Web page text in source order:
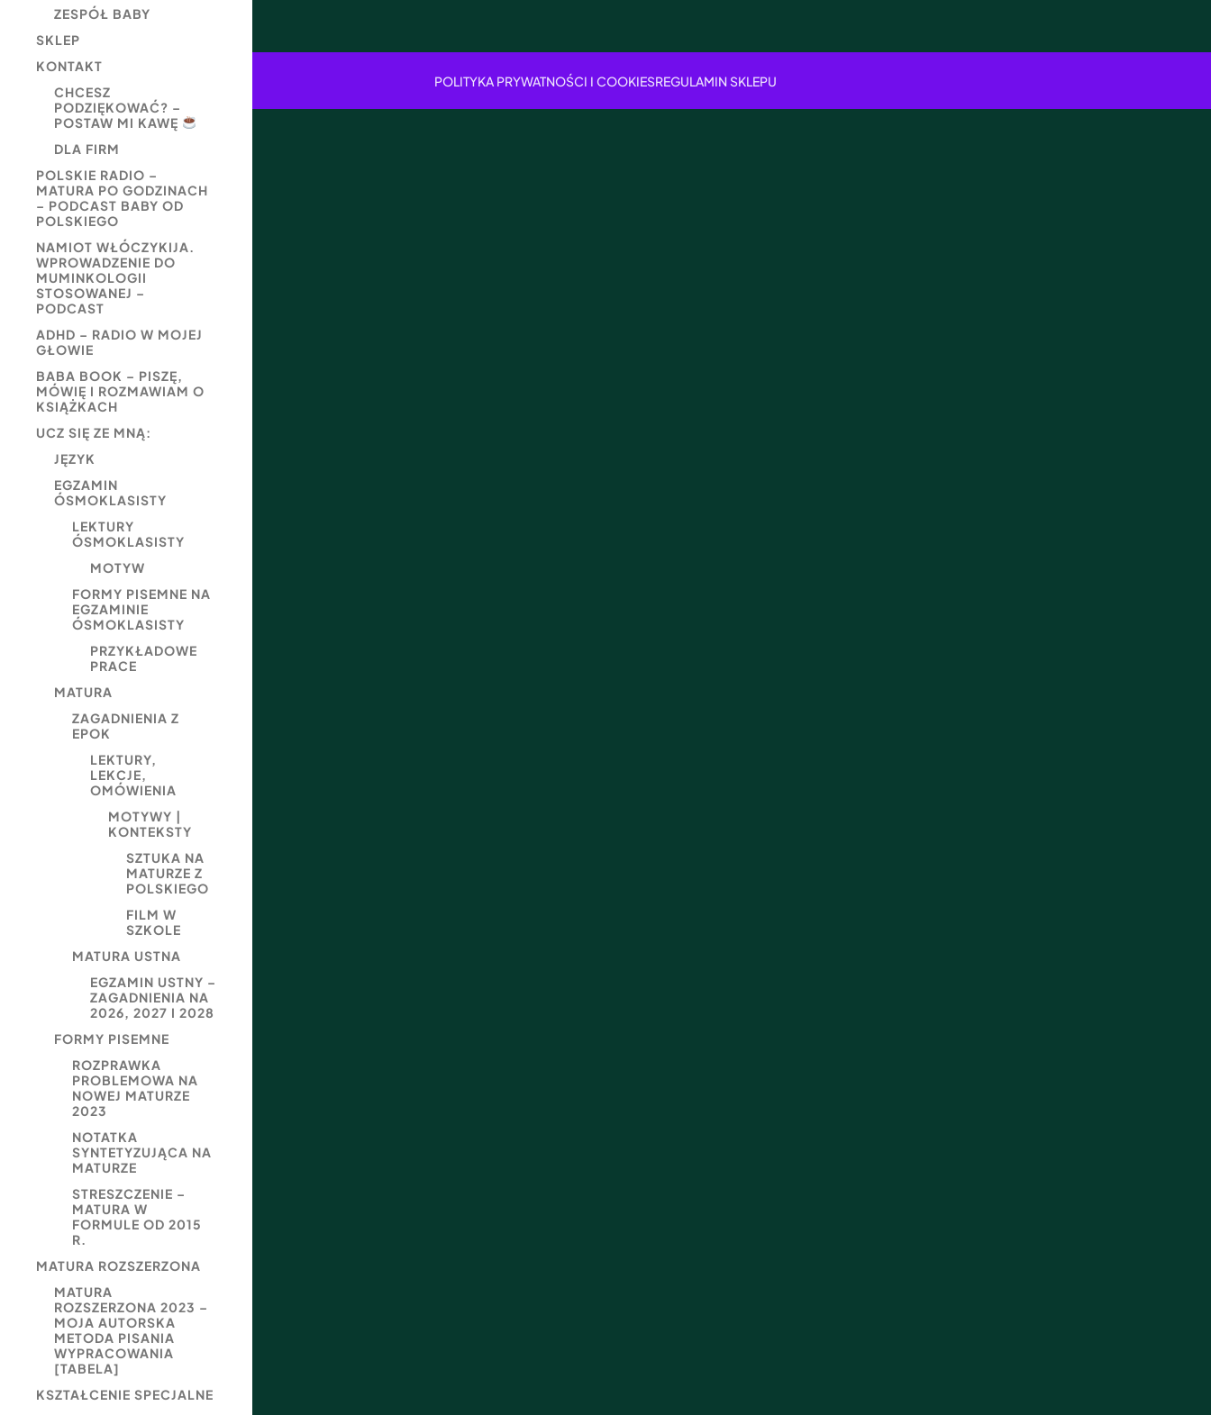
ZESPÓŁ BABY
SKLEP
KONTAKT
CHCESZ
PODZIĘKOWAĆ? –
POSTAW MI KAWĘ
DLA FIRM
POLSKIE RADIO –
MATURA PO GODZINACH
– PODCAST BABY OD
POLSKIEGO
NAMIOT WŁÓCZYKIJA.
WPROWADZENIE DO
MUMINKOLOGII
STOSOWANEJ –
PODCAST
ADHD – RADIO W MOJEJ
GŁOWIE
BABA BOOK – PISZĘ,
MÓWIĘ I ROZMAWIAM O
KSIĄŻKACH
UCZ SIĘ ZE MNĄ:
JĘZYK
EGZAMIN
ÓSMOKLASISTY
LEKTURY
ÓSMOKLASISTY
MOTYW
FORMY PISEMNE NA
EGZAMINIE
ÓSMOKLASISTY
PRZYKŁADOWE
PRACE
MATURA
ZAGADNIENIA Z
EPOK
LEKTURY,
LEKCJE,
OMÓWIENIA
MOTYWY |
KONTEKSTY
SZTUKA NA
MATURZE Z
POLSKIEGO
FILM W
SZKOLE
MATURA USTNA
EGZAMIN USTNY –
ZAGADNIENIA NA
2026, 2027 I 2028
FORMY PISEMNE
ROZPRAWKA
PROBLEMOWA NA
NOWEJ MATURZE
2023
NOTATKA
SYNTETYZUJĄCA NA
MATURZE
STRESZCZENIE –
MATURA W
FORMULE OD 2015
R.
MATURA ROZSZERZONA
MATURA
ROZSZERZONA 2023 –
MOJA AUTORSKA
METODA PISANIA
WYPRACOWANIA
[TABELA]
KSZTAŁCENIE SPECJALNE
POLITYKA PRYWATNOŚCI I COOKIESREGULAMIN SKLEPU